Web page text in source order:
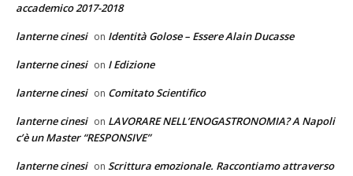
accademico 2017-2018
lanterne cinesi on Identità Golose – Essere Alain Ducasse
lanterne cinesi on I Edizione
lanterne cinesi on Comitato Scientifico
lanterne cinesi on LAVORARE NELL’ENOGASTRONOMIA? A Napoli
c’è un Master “RESPONSIVE”
lanterne cinesi on Scrittura emozionale. Raccontiamo attraverso